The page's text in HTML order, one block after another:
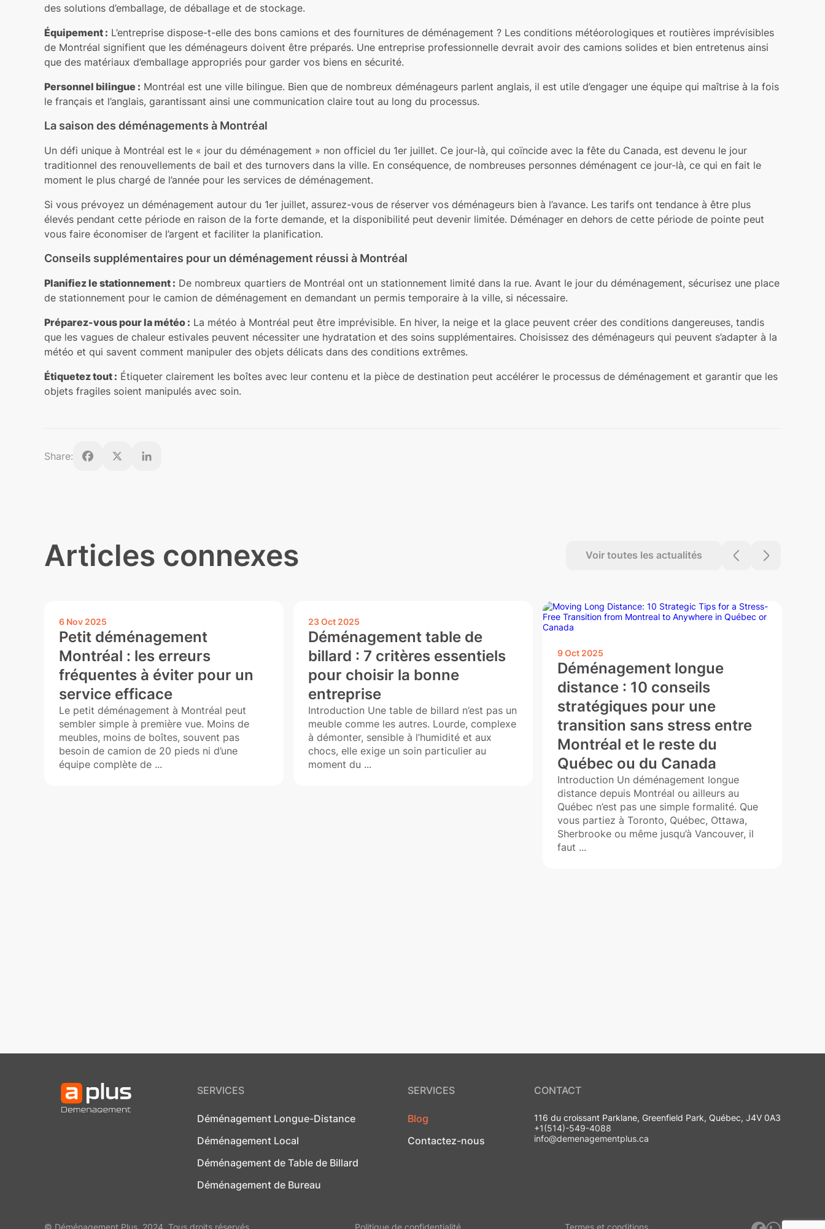
des solutions d’emballage, de déballage et de stockage.
Équipement : L’entreprise dispose-t-elle des bons camions et des fournitures de déménagement ? Les conditions météorologiques et routières imprévisibles
de Montréal signifient que les déménageurs doivent être préparés. Une entreprise professionnelle devrait avoir des camions solides et bien entretenus ainsi
que des matériaux d’emballage appropriés pour garder vos biens en sécurité.
Personnel bilingue : Montréal est une ville bilingue. Bien que de nombreux déménageurs parlent anglais, il est utile d’engager une équipe qui maîtrise à la fois
le français et l’anglais, garantissant ainsi une communication claire tout au long du processus.
La saison des déménagements à Montréal
Un défi unique à Montréal est le « jour du déménagement » non officiel du 1er juillet. Ce jour-là, qui coïncide avec la fête du Canada, est devenu le jour
traditionnel des renouvellements de bail et des turnovers dans la ville. En conséquence, de nombreuses personnes déménagent ce jour-là, ce qui en fait le
moment le plus chargé de l’année pour les services de déménagement.
Si vous prévoyez un déménagement autour du 1er juillet, assurez-vous de réserver vos déménageurs bien à l’avance. Les tarifs ont tendance à être plus
élevés pendant cette période en raison de la forte demande, et la disponibilité peut devenir limitée. Déménager en dehors de cette période de pointe peut
vous faire économiser de l’argent et faciliter la planification.
Conseils supplémentaires pour un déménagement réussi à Montréal
Planifiez le stationnement : De nombreux quartiers de Montréal ont un stationnement limité dans la rue. Avant le jour du déménagement, sécurisez une place
de stationnement pour le camion de déménagement en demandant un permis temporaire à la ville, si nécessaire.
Préparez-vous pour la météo : La météo à Montréal peut être imprévisible. En hiver, la neige et la glace peuvent créer des conditions dangereuses, tandis
que les vagues de chaleur estivales peuvent nécessiter une hydratation et des soins supplémentaires. Choisissez des déménageurs qui peuvent s’adapter à la
météo et qui savent comment manipuler des objets délicats dans des conditions extrêmes.
Étiquetez tout : Étiqueter clairement les boîtes avec leur contenu et la pièce de destination peut accélérer le processus de déménagement et garantir que les
objets fragiles soient manipulés avec soin.
Share:
Facebook
X LinkedIn
Articles connexes Voir toutes les actualités
6 Nov 2025
Petit déménagement
Montréal : les erreurs
fréquentes à éviter pour un
service efficace
Le petit déménagement à Montréal peut
sembler simple à première vue. Moins de
meubles, moins de boîtes, souvent pas
besoin de camion de 20 pieds ni d’une
équipe complète de ...
23 Oct 2025
Déménagement table de
billard : 7 critères essentiels
pour choisir la bonne
entreprise
Introduction Une table de billard n’est pas un
meuble comme les autres. Lourde, complexe
à démonter, sensible à l’humidité et aux
chocs, elle exige un soin particulier au
moment du ...
9 Oct 2025
Déménagement longue
distance : 10 conseils
stratégiques pour une
transition sans stress entre
Montréal et le reste du
Québec ou du Canada
Introduction Un déménagement longue
distance depuis Montréal ou ailleurs au
Québec n’est pas une simple formalité. Que
vous partiez à Toronto, Québec, Ottawa,
Sherbrooke ou même jusqu’à Vancouver, il
faut ...
SERVICES
Déménagement Longue-Distance
Déménagement Local
Déménagement de Table de Billard
Déménagement de Bureau
SERVICES
Blog
Contactez-nous
CONTACT
116 du croissant Parklane, Greenfield Park, Québec, J4V 0A3
+1(514)-549-4088
info@demenagementplus.ca
© Déménagement Plus, 2024. Tous droits réservés. Politique de confidentialité Termes et conditions